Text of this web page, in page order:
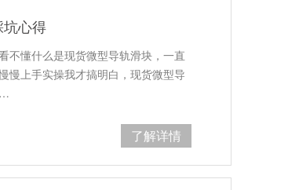
心得
不懂什么是现货微型导轨滑块，一直
慢上手实操我才搞明白，现货微型导
了解详情